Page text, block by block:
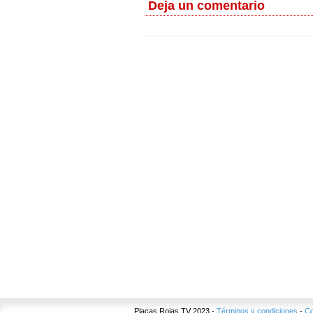
Deja un comentario
Placas Rojas TV 2023 - Términos y condiciones -